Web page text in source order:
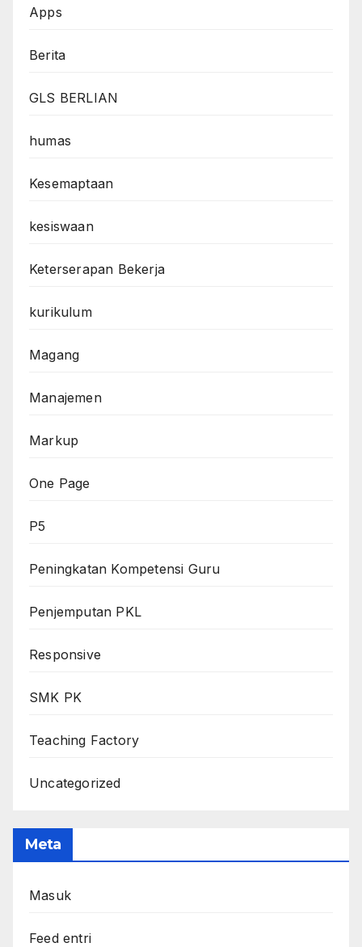
Apps
Berita
GLS BERLIAN
humas
Kesemaptaan
kesiswaan
Keterserapan Bekerja
kurikulum
Magang
Manajemen
Markup
One Page
P5
Peningkatan Kompetensi Guru
Penjemputan PKL
Responsive
SMK PK
Teaching Factory
Uncategorized
Meta
Masuk
Feed entri